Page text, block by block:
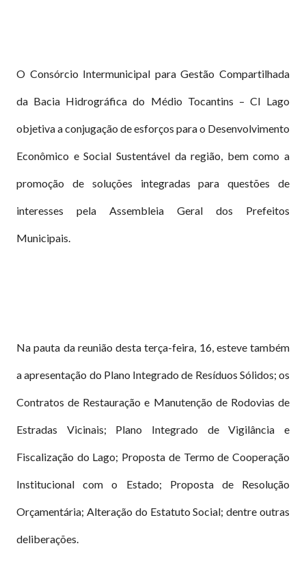
O Consórcio Intermunicipal para Gestão Compartilhada
da Bacia Hidrográfica do Médio Tocantins – CI Lago
objetiva a conjugação de esforços para o Desenvolvimento
Econômico e Social Sustentável da região, bem como a
promoção de soluções integradas para questões de
interesses pela Assembleia Geral dos Prefeitos
Municipais.
Na pauta da reunião desta terça-feira, 16, esteve também
a apresentação do Plano Integrado de Resíduos Sólidos; os
Contratos de Restauração e Manutenção de Rodovias de
Estradas Vicinais; Plano Integrado de Vigilância e
Fiscalização do Lago; Proposta de Termo de Cooperação
Institucional com o Estado; Proposta de Resolução
Orçamentária; Alteração do Estatuto Social; dentre outras
deliberações.